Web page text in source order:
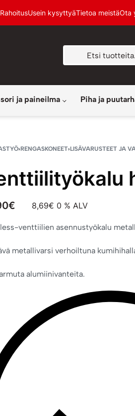
RahoitusUsein kysyttyäTietoa meistäOta
ja paineilma Piha ja
›RENGASKONEET›LISÄVARUSTEET JA
€ 8,69€ 0 % ALV
venttiilien asennustyökalu
metallivarsi verhoiltuna
alumiinivanteita.